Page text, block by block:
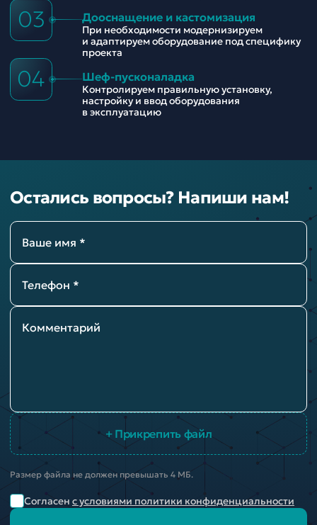
03 Дооснащение и кастомизация
При необходимости модернизируем
и адаптируем оборудование под специфику
проекта
04 Шеф-пусконаладка
Контролируем правильную установку,
настройку и ввод оборудования
в эксплуатацию
Остались вопросы? Напиши нам!
Ваше имя *
Телефон *
Комментарий
+ Прикрепить файл
Размер файла не должен превышать 4 МБ.
Согласен с условиями политики конфиденциальности